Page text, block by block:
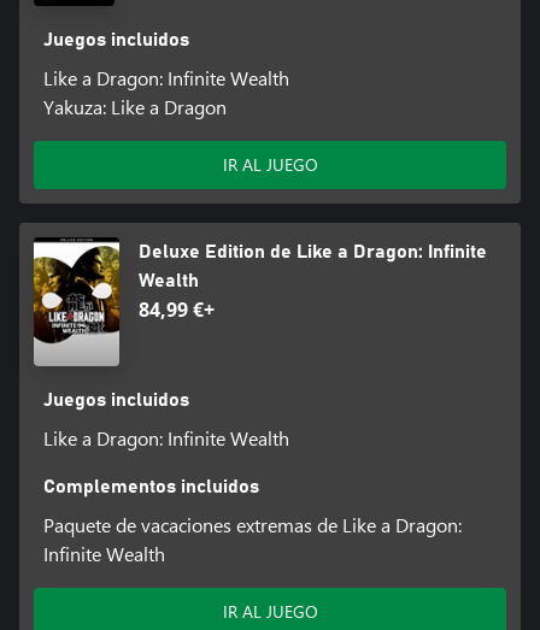
Juegos incluidos
Like a Dragon: Infinite Wealth
Yakuza: Like a Dragon
IR AL JUEGO
Deluxe Edition de Like a Dragon: Infinite
Wealth
84,99 €+
Juegos incluidos
Like a Dragon: Infinite Wealth
Complementos incluidos
Paquete de vacaciones extremas de Like a Dragon:
Infinite Wealth
IR AL JUEGO